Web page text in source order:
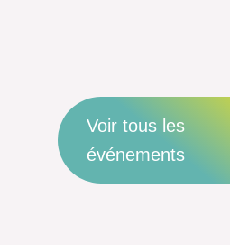
Voir tous les
événements